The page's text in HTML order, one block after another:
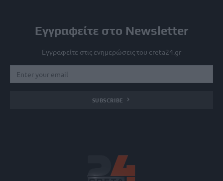
Εγγραφείτε στο Newsletter
Εγγραφείτε στις ενημερώσεις του creta24.gr
SUBSCRIBE